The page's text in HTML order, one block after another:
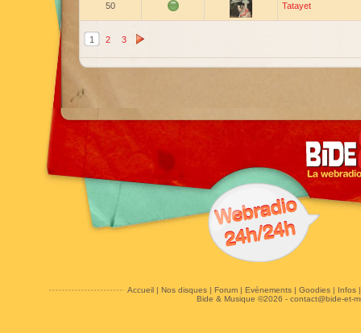
50 Tatayet
1 2 3
Accueil| Nos disques| Forum| Evénements| Goodies| Infos
Bide & Musique ©2026 - contact@bide-et-